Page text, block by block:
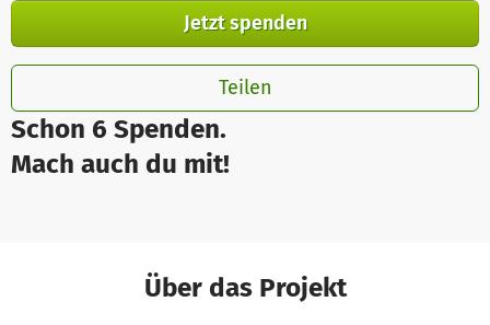
Schon 6 Spenden.
Mach auch du mit!
Jetzt spenden
Teilen
Über das Projekt